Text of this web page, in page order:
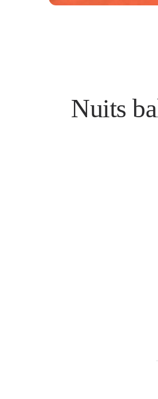
Nuits